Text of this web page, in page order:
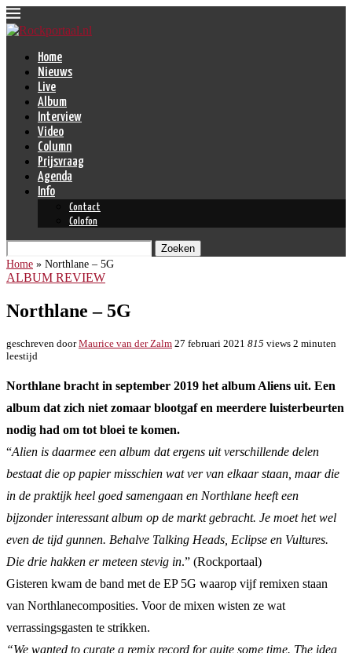
Home
Nieuws
Live
Album
Interview
Video
Column
Prijsvraag
Agenda
Info
Contact
Colofon
Zoeken
Home » Northlane – 5G
ALBUM REVIEW
Northlane – 5G
geschreven doorMaurice van der Zalm 27 februari 2021 815 views 2 minuten
leestijd
Northlane bracht in september 2019 het album Aliens uit. Een
album dat zich niet zomaar blootgaf en meerdere luisterbeurten
nodig had om tot bloei te komen.
“Alien is daarmee een album dat ergens uit verschillende delen
bestaat die op papier misschien wat ver van elkaar staan, maar die
in de praktijk heel goed samengaan en Northlane heeft een
bijzonder interessant album op de markt gebracht. Je moet het wel
even de tijd gunnen. Behalve Talking Heads, Eclipse en Vultures.
Die drie hakken er meteen stevig in.” (Rockportaal)
Gisteren kwam de band met de EP 5G waarop vijf remixen staan
van Northlanecomposities. Voor de mixen wisten ze wat
verrassingsgasten te strikken.
“We wanted to curate a remix record for quite some time. The idea